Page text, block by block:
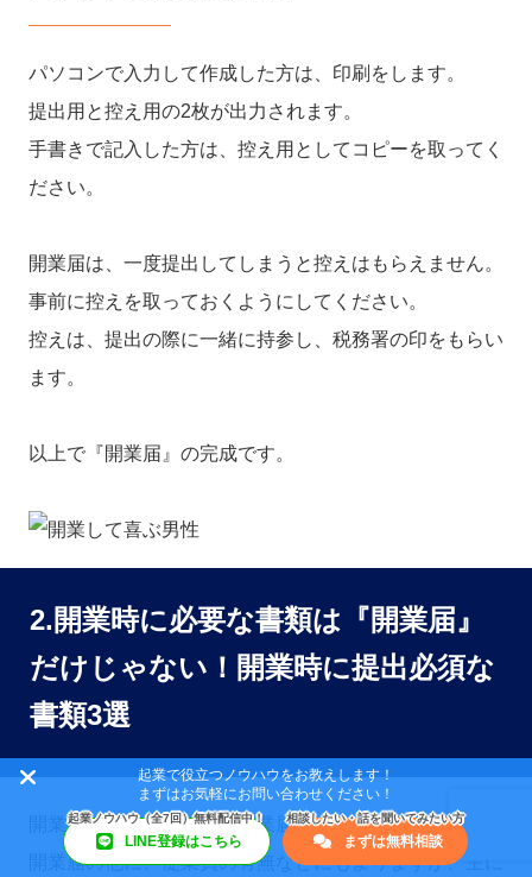
パソコンで入力して作成した方は、印刷をします。
提出用と控え用の2枚が出力されます。
手書きで記入した方は、控え用としてコピーを取ってく
ださい。
開業届は、一度提出してしまうと控えはもらえません。
事前に控えを取っておくようにしてください。
控えは、提出の際に一緒に持参し、税務署の印をもらい
ます。
以上で『開業届』の完成です。
2.開業時に必要な書類は『開業届』
だけじゃない！開業時に提出必須な
書類3選
開業時に必要な書類は『開業届』だけではありません。
開業届の他に、従業員の有無などにもよりますが、主に
起業で役立つノウハウをお教えします！
まずはお気軽にお問い合わせください！
LINE登録はこちら まずは無料相談